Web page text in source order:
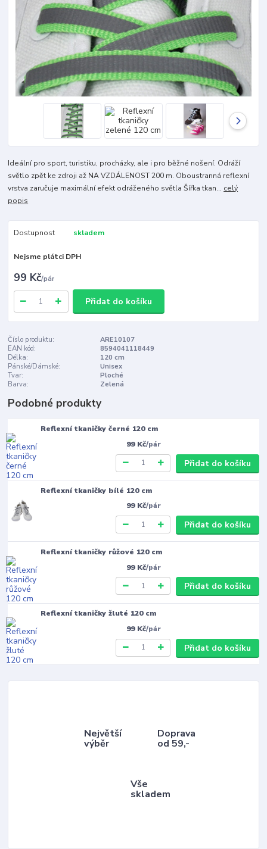
Ideální pro sport, turistiku, procházky, ale i pro běžné nošení. Odráží
světlo zpět ke zdroji až NA VZDÁLENOST 200 m. Oboustranná reflexní
vrstva zaručuje maximální efekt odráženého světla Šířka tkan... celý
popis
Dostupnost skladem
Nejsme plátci DPH
99 Kč/pár
Přidat do košíku
Číslo produktu:
ARE10107
EAN kód:
8594041118449
Délka:
120 cm
Pánské/Dámské:
Unisex
Tvar:
Ploché
Barva:
Zelená
Podobné produkty
Reflexní tkaničky černé 120 cm
99 Kč/pár
Přidat do košíku
Reflexní tkaničky bílé 120 cm
99 Kč/pár
Přidat do košíku
Reflexní tkaničky růžové 120 cm
99 Kč/pár
Přidat do košíku
Reflexní tkaničky žluté 120 cm
99 Kč/pár
Přidat do košíku
Největší
výběr
Doprava
od 59,-
Vše
skladem